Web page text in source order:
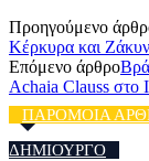
Προηγούμενο
Κέρκυρα και
Επόμενο άρθρο
Achaia Clauss στο
ΠΑΡΟΜΟΙΑ
ΔΗΜΙΟΥΡΓΟ